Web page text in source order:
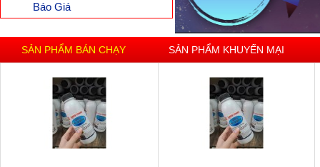
Báo Giá
SẢN PHẨM BÁN CHẠY SẢN PHẨM KHUYẾN MẠI